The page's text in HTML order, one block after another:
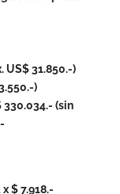
US$ 31.850.-)
)
(sin
$ 7.918.-